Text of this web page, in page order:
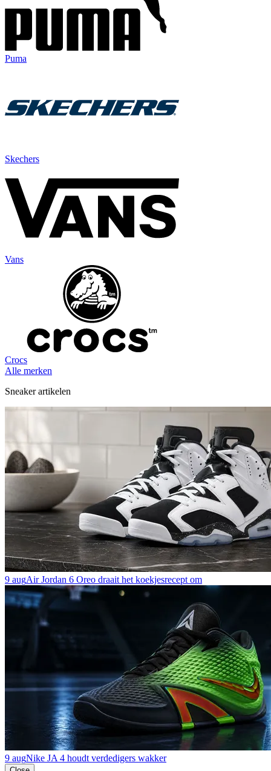
Puma
Skechers
Vans
Crocs
Alle merken
Sneaker artikelen
9 augAir Jordan 6 Oreo draait het koekjesrecept om
9 augNike JA 4 houdt verdedigers wakker